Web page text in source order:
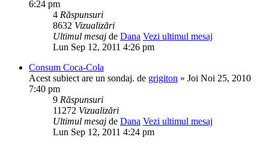
6:24 pm
4 Răspunsuri
8632 Vizualizări
Ultimul mesaj de Dana Vezi ultimul mesaj
Lun Sep 12, 2011 4:26 pm
Consum Coca-Cola
Acest subiect are un sondaj. de grigiton » Joi Noi 25, 2010
7:40 pm
9 Răspunsuri
11272 Vizualizări
Ultimul mesaj de Dana Vezi ultimul mesaj
Lun Sep 12, 2011 4:24 pm